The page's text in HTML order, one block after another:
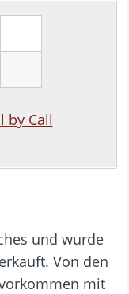
by Call
und wurde
Von den
mit